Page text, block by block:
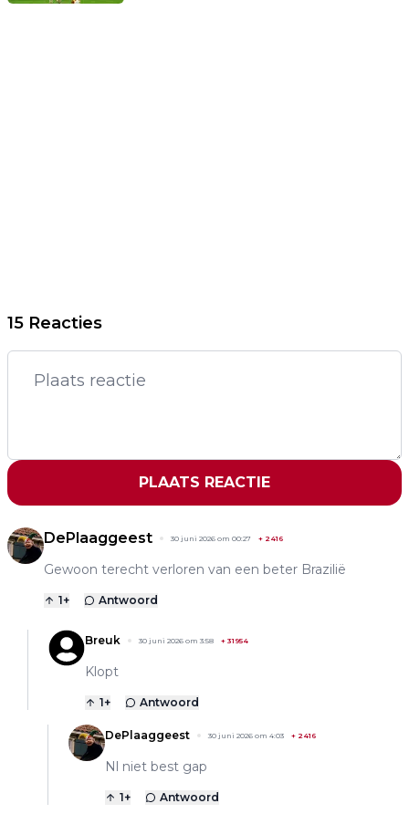
15 Reacties
PLAATS REACTIE
DePlaaggeest 30 juni 2026 om 00:27 + 2416
Gewoon terecht verloren van een beter Brazilië
1+ Antwoord
Breuk 30 juni 2026 om 3:58 + 31954
Klopt
1+ Antwoord
DePlaaggeest 30 juni 2026 om 4:03 + 2416
Nl niet best gap
1+ Antwoord